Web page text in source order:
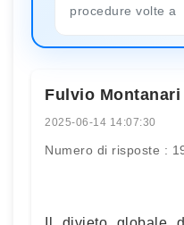
procedure volte a
Fulvio Montanari
2025-06-14 14:07:30
Numero di risposte :